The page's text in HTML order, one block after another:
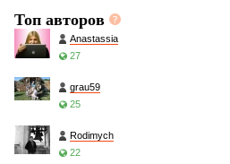
Топ авторов
Anastassia
27
grau59
25
Rodimych
22